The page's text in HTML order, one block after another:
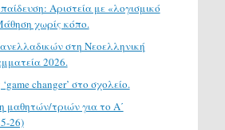
Αριστεία με «λογισμικό
χωρίς κόπο.
στη Νεοελληνική
2026.
changer’ στο σχολείο.
μαθητών/τριών για το Α΄
26)